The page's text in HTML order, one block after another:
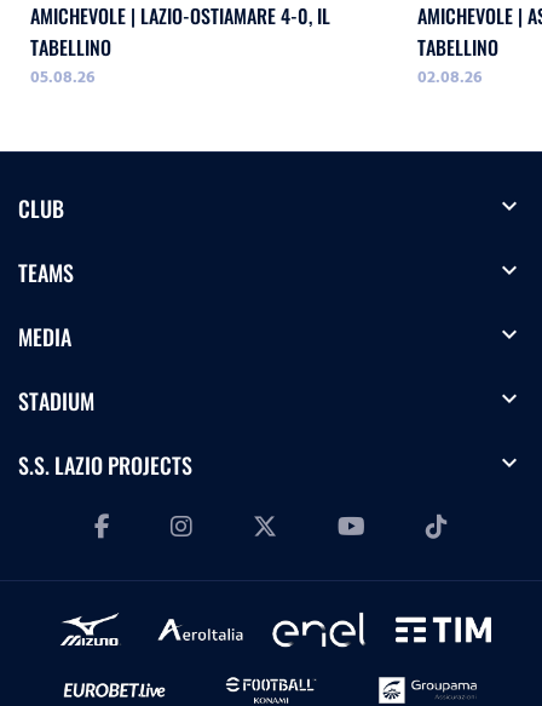
AMICHEVOLE | LAZIO-OSTIAMARE 4-0, IL
TABELLINO
05.08.26
AMICHEVOLE |
TABELLINO
02.08.26
CLUB expand_more
TEAMS expand_more
MEDIA expand_more
STADIUM expand_more
S.S. LAZIO PROJECTS expand_more